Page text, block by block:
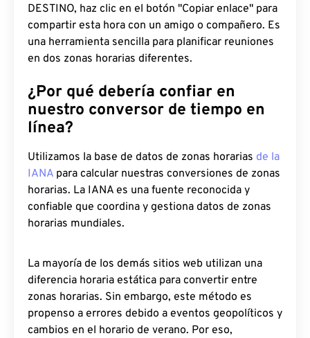
DESTINO, haz clic en el botón "Copiar enlace" para
compartir esta hora con un amigo o compañero. Es
una herramienta sencilla para planificar reuniones
en dos zonas horarias diferentes.
¿Por qué debería confiar en
nuestro conversor de tiempo en
línea?
Utilizamos la base de datos de zonas horarias de la
IANA para calcular nuestras conversiones de zonas
horarias. La IANA es una fuente reconocida y
confiable que coordina y gestiona datos de zonas
horarias mundiales.
La mayoría de los demás sitios web utilizan una
diferencia horaria estática para convertir entre
zonas horarias. Sin embargo, este método es
propenso a errores debido a eventos geopolíticos y
cambios en el horario de verano. Por eso,